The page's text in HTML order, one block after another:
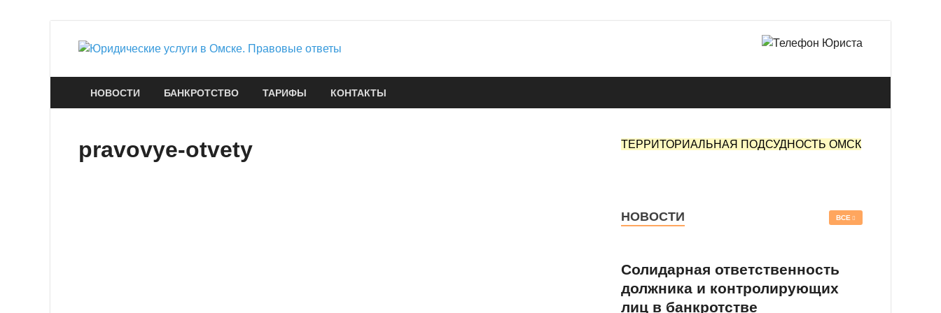
Юридические услуги в Омске.
Правовые ответы
НОВОСТИ БАНКРОТСТВО ТАРИФЫ КОНТАКТЫ
pravovye-otvety ТЕРРИТОРИАЛЬНАЯ ПОДСУДНОСТЬ ОМСК
НОВОСТИ ВСЕ
Солидарная ответственность
должника и контролирующих
лиц в банкротстве